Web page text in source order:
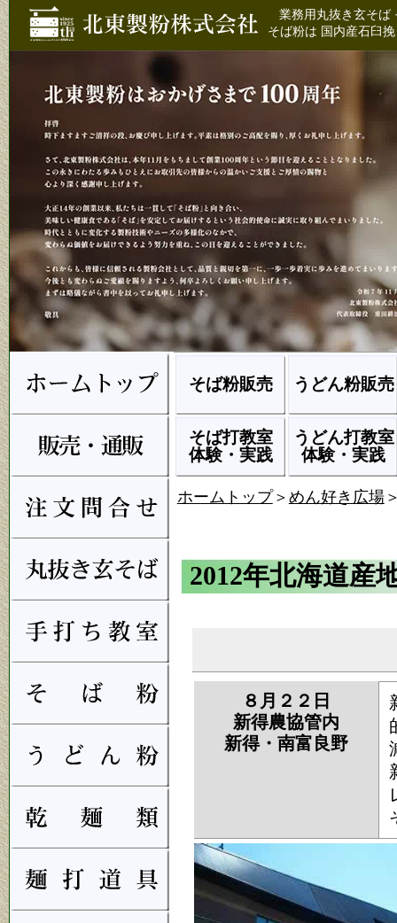
業務用丸抜き玄そ
そば粉は 国内産石臼
そば粉販売 うどん粉販売
そば打教室
体験・実践
うどん打教室
体験・実践
ホームトップ＞ めん好き広場
2012年北海道産
８月２２日
新得農協管内
新得・南富良野